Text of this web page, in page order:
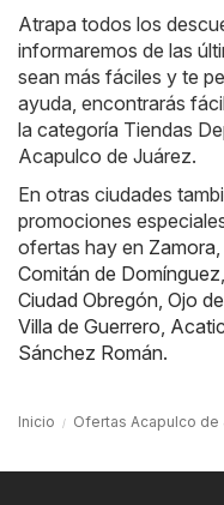
Atrapa todos los
informaremos de las
sean más fáciles y te
ayuda, encontrarás
la categoría Tiendas
Acapulco de Juárez.
En otras ciudades
promociones
ofertas hay en Zamora,
Comitán de Domínguez,
Ciudad Obregón, Ojo
Villa de Guerrero, Acatic
Sánchez Román.
Inicio Ofertas Acapulco de